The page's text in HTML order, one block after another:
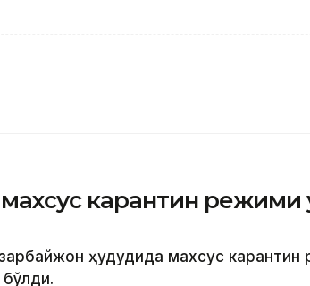
карантин режими
ҳудудида махсус карантин